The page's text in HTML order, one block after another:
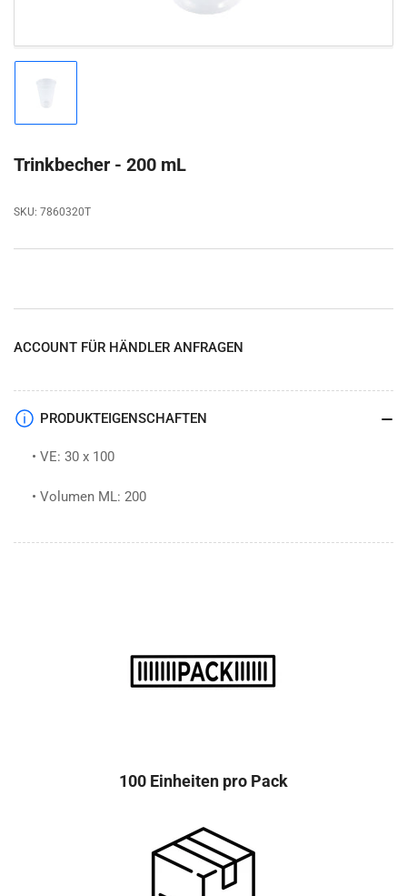
Galerieansicht
Trinkbecher - 200 mL
SKU: 7860320T
ACCOUNT FÜR HÄNDLER ANFRAGEN
PRODUKTEIGENSCHAFTEN
• VE: 30 x 100
• Volumen ML: 200
100 Einheiten pro Pack